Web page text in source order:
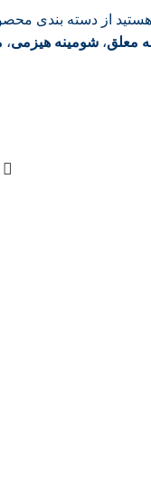
هستید از دسته بندی
معلق، شومینه هیزمی،